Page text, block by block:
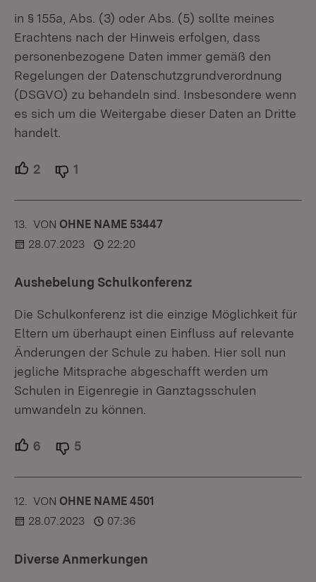
in § 155a, Abs. (3) oder Abs. (5) sollte meines
Erachtens nach der Hinweis erfolgen, dass
personenbezogene Daten immer gemäß den
Regelungen der Datenschutzgrundverordnung
(DSGVO) zu behandeln sind. Insbesondere wenn
es sich um die Weitergabe dieser Daten an Dritte
handelt.
2 Unterstützer.
1
13. KOMMENTAR
VON :OHNE NAME 53447
28.07.2023
22:20
Aushebelung Schulkonferenz
Die Schulkonferenz ist die einzige Möglichkeit für
Eltern um überhaupt einen Einfluss auf relevante
Änderungen der Schule zu haben. Hier soll nun
jegliche Mitsprache abgeschafft werden um
Schulen in Eigenregie in Ganztagsschulen
umwandeln zu können.
6 Unterstützer.
5
12. KOMMENTAR
VON :OHNE NAME 4501
28.07.2023
07:36
Diverse Anmerkungen